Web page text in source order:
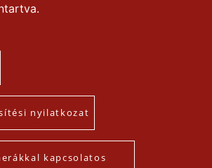
nyilatkozat
kapcsolatos